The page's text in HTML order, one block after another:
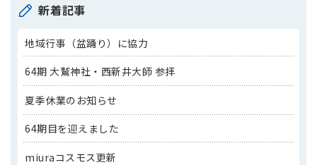
新着記事
地域行事（盆踊り）に協力
64期 大鷲神社・西新井大師 参拝
夏季休業のお知らせ
64期目を迎えました
miuraコスモス更新